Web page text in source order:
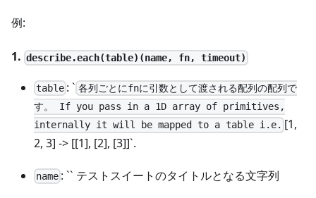
例:
1. describe.each(table)(name, fn, timeout)
table : ` 各列ごとにfnに引数として渡される配列の配列で
す。 If you pass in a 1D array of primitives,
internally it will be mapped to a table i.e. [1,
2, 3] -> [[1], [2], [3]]`.
name : `` テストスイートのタイトルとなる文字列